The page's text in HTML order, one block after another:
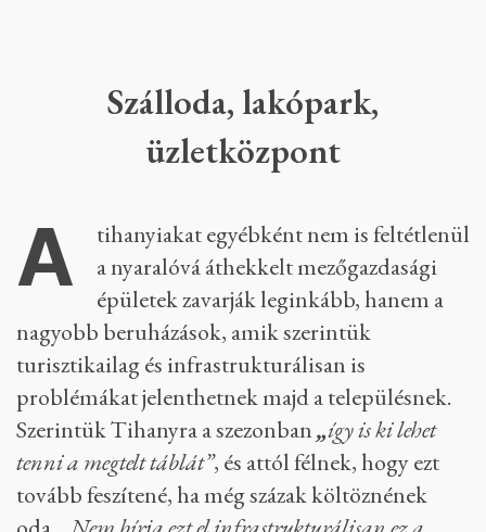
nyugtatja meg. Úgy érzik, túl nagy a csend a
módosítás körül, és ritkán van tényleges
kommunikáció köztük és az önkormányzat
nyilvános, sokszor mégsem érthető minden, az
előterjesztések egy része pedig csak utólag érhető
Szálloda, lakópark,
üzletközpont